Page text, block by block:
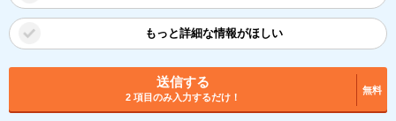
もっと詳細な情報がほしい
送信する
2 項目のみ入力するだけ！
無料